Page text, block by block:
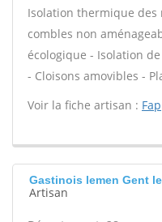
Isolation thermique
combles non
écologique - Isolation
- Cloisons amovibles -
Voir la fiche artisan : Fap
Gastinois lemen Gent
Artisan